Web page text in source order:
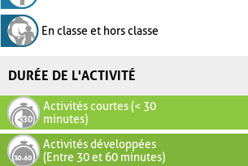
En classe et hors classe
DURÉE DE L'ACTIVITÉ
Activités courtes (< 30
minutes)
Activités développées
(Entre 30 et 60 minutes)